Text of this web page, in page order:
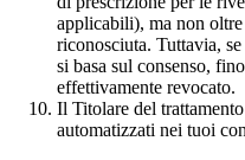
applicabili), ma non
riconosciuta. Tuttavia,
si basa sul consenso,
effettivamente revocato.
Il Titolare del
automatizzati nei tuoi